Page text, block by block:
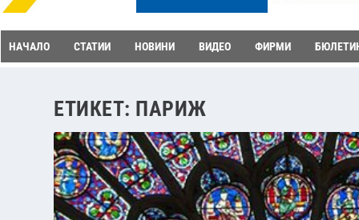
НАЧАЛО СТАТИИ НОВИНИ ВИДЕО ФИРМИ
ЕТИКЕТ: ПАРИЖ